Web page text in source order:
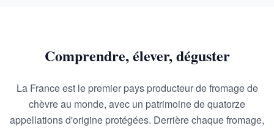
Comprendre, élever, déguster
La France est le premier pays producteur de fromage de
chèvre au monde, avec un patrimoine de quatorze
appellations d'origine protégées. Derrière chaque fromage,